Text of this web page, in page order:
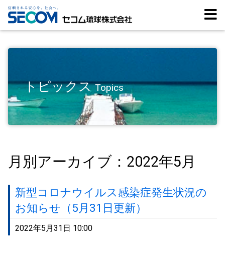
トピックスTopics
月別アーカイブ：2022年5月
新型コロナウイルス感染症発生状況の
お知らせ（5月31日更新）
2022年5月31日 10:00